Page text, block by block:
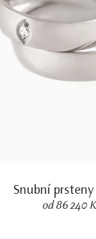
Snubní
od 86 240